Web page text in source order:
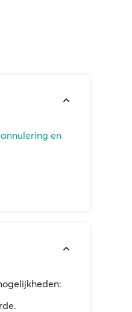
en